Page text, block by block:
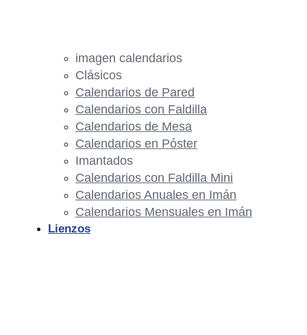
imagen calendarios
Clásicos
Calendarios de Pared
Calendarios con Faldilla
Calendarios de Mesa
Calendarios en Póster
Imantados
Calendarios con Faldilla Mini
Calendarios Anuales en Imán
Calendarios Mensuales en Imán
Lienzos